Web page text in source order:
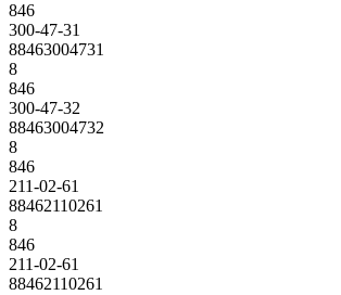
846
300-47-31
88463004731
8
846
300-47-32
88463004732
8
846
211-02-61
88462110261
8
846
211-02-61
88462110261